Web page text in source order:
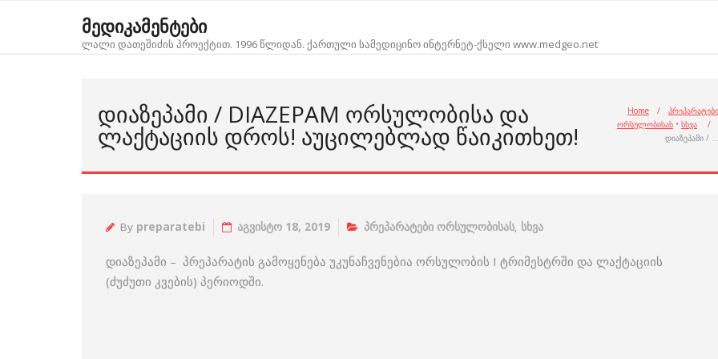
მედიკამენტები
ლალი დათეშიძის პროექტით. 1996 წლიდან. ქართული სამედიცინო ინტერნეტ-ქსელი www.medgeo.net
ᲓᲘᲐᲖᲔᲞᲐᲛᲘ / DIAZEPAM ᲝᲠᲡᲣᲚᲝᲑᲘᲡᲐ ᲓᲐ
ᲚᲐᲥᲢᲐᲪᲘᲘᲡ ᲓᲠᲝᲡ! ᲐᲣᲪᲘᲚᲔᲑᲚᲐᲓ ᲬᲐᲘᲙᲘᲗᲮᲔᲗ!
Home /
პრეპარატები
ორსულობისას • სხვა
/
დიაზეპამი / …
By preparatebi აგვისტო 18, 2019 პრეპარატები ორსულობისას, სხვა
დიაზეპამი – პრეპარატის გამოყენება უკუნაჩვენებია ორსულობის I ტრიმესტრში და ლაქტაციის
(ძუძუთი კვების) პერიოდში.